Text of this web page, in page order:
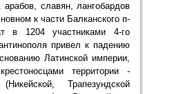
славян, лангобардов
к части Балканского п-
1204 участниками 4-го
привел к падению
Латинской империи,
территории -
Трапезундской